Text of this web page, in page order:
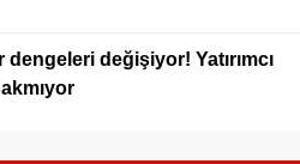
değişiyor! Yatırımcı